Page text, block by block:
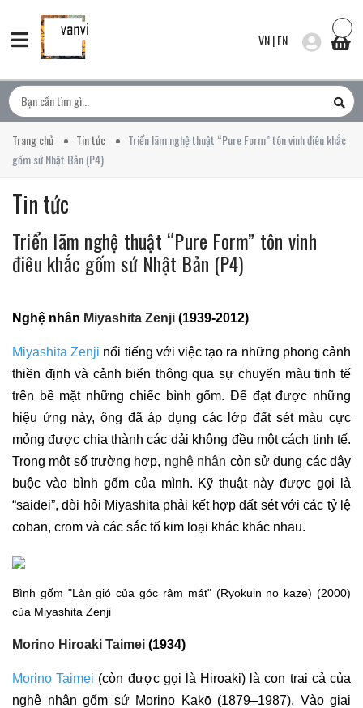
VN|EN
Trang chủ Tin tức
Triển lãm nghệ thuật “Pure Form” tôn vinh điêu khắc
gốm sứ Nhật Bản (P4)
Tin tức
Triển lãm nghệ thuật “Pure Form” tôn vinh
điêu khắc gốm sứ Nhật Bản (P4)
Nghệ nhân Miyashita Zenji (1939-2012)
Miyashita Zenji nổi tiếng với việc tạo ra những phong cảnh
thiền định và cảnh biển thông qua sự chuyển màu tinh tế
trên bề mặt những chiếc bình gốm. Để đạt được những
hiệu ứng này, ông đã áp dụng các lớp đất sét màu cực
mỏng được chia thành các dải không đều một cách tinh tế.
Trong một số trường hợp, nghệ nhân còn sử dụng các dây
buộc vào bình gốm của mình. Kỹ thuật này được gọi là
“saidei”, đòi hỏi Miyashita phải kết hợp đất sét với các tỷ lệ
coban, crom và các sắc tố kim loại khác khác nhau.
Bình gốm "Làn gió của góc râm mát" (Ryokuin no kaze) (2000)
của Miyashita Zenji
Morino Hiroaki Taimei (1934)
Morino Taimei (còn được gọi là Hiroaki) là con trai cả của
nghệ nhân gốm sứ Morino Kakō (1879–1987). Vào giai